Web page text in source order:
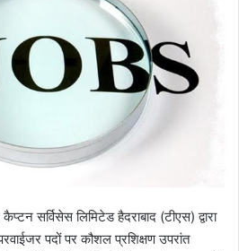
सर्विसेस लिमिटेड हैदराबाद (टीएस) द्वारा
पदों पर कौशल प्रशिक्षण उपरांत